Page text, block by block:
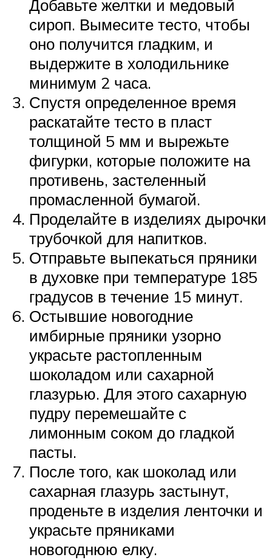
Добавьте желтки и медовый
сироп. Вымесите тесто, чтобы
оно получится гладким, и
выдержите в холодильнике
минимум 2 часа.
Спустя определенное время
раскатайте тесто в пласт
толщиной 5 мм и вырежьте
фигурки, которые положите на
противень, застеленный
промасленной бумагой.
Проделайте в изделиях дырочки
трубочкой для напитков.
Отправьте выпекаться пряники
в духовке при температуре 185
градусов в течение 15 минут.
Остывшие новогодние
имбирные пряники узорно
украсьте растопленным
шоколадом или сахарной
глазурью. Для этого сахарную
пудру перемешайте с
лимонным соком до гладкой
пасты.
После того, как шоколад или
сахарная глазурь застынут,
проденьте в изделия ленточки и
украсьте пряниками
новогоднюю елку.